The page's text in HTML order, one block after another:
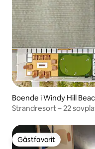
Boende i Windy Hill
Strandresort – 22
Gästfavorit
Gästfavorit